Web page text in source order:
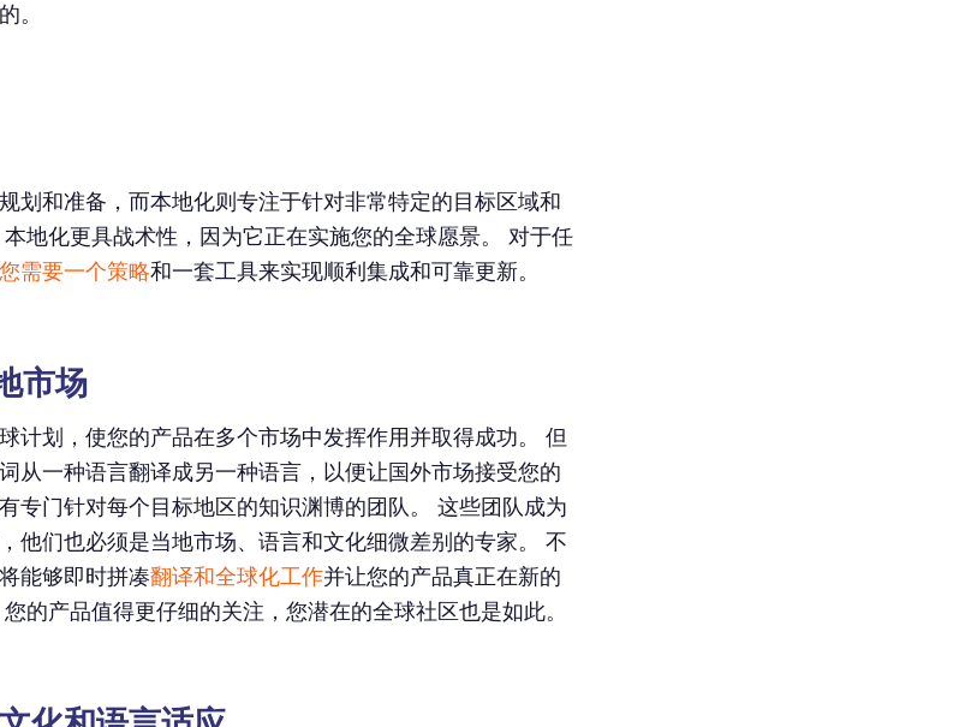
。
划和准备，而本地化则专注于针对非常特定的目标区域和
地化更具战术性，因为它正在实施您的全球愿景。 对于任
您需要一个策略和一套工具来实现顺利集成和可靠更新。
市场
计划，使您的产品在多个市场中发挥作用并取得成功。 但
从一种语言翻译成另一种语言，以便让国外市场接受您的
专门针对每个目标地区的知识渊博的团队。 这些团队成为
他们也必须是当地市场、语言和文化细微差别的专家。 不
能够即时拼凑翻译和全球化工作并让您的产品真正在新的
的产品值得更仔细的关注，您潜在的全球社区也是如此。